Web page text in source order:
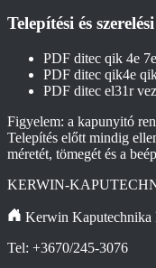
Telepítési és
PDF ditec qik 4e
PDF ditec qik4e
PDF ditec el31r
Figyelem: a kapunyitó
Telepítés előtt mindig
méretét, tömegét és a
KERWIN-
Kerwin Kaputechnika
Tel: +3670/245-3076